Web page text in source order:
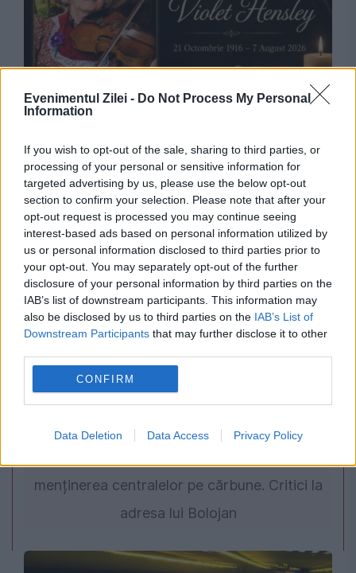
Evenimentul Zilei - Do Not Process My Personal
Information
If you wish to opt-out of the sale, sharing to third parties, or
processing of your personal or sensitive information for
targeted advertising by us, please use the below opt-out
section to confirm your selection. Please note that after your
opt-out request is processed you may continue seeing
interest-based ads based on personal information utilized by
us or personal information disclosed to third parties prior to
your opt-out. You may separately opt-out of the further
disclosure of your personal information by third parties on the
IAB’s list of downstream participants. This information may
also be disclosed by us to third parties on the IAB’s List of
Downstream Participants that may further disclose it to other
CONFIRM
Data Deletion Data Access Privacy Policy
Violet Hensley a murit la 109 ani. Povestea
artistei care a ajuns pe scena Grand Ole Opry
la 99 de ani
POLITICA
PSD cere activarea mecanismului european
menținerea centralelor pe cărbune. Critici la
adresa lui Bolojan